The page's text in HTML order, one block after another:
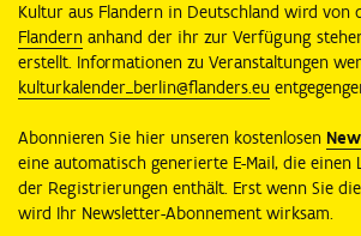
Kultur aus Flandern in Deutschland wird von
Flandern anhand der ihr zur Verfügung
erstellt. Informationen zu Veranstaltungen
kulturkalender_berlin@flanders.eu
Abonnieren Sie hier unseren kostenlosen
eine automatisch generierte E-Mail, die einen
der Registrierungen enthält. Erst wenn Sie
wird Ihr Newsletter-Abonnement wirksam.